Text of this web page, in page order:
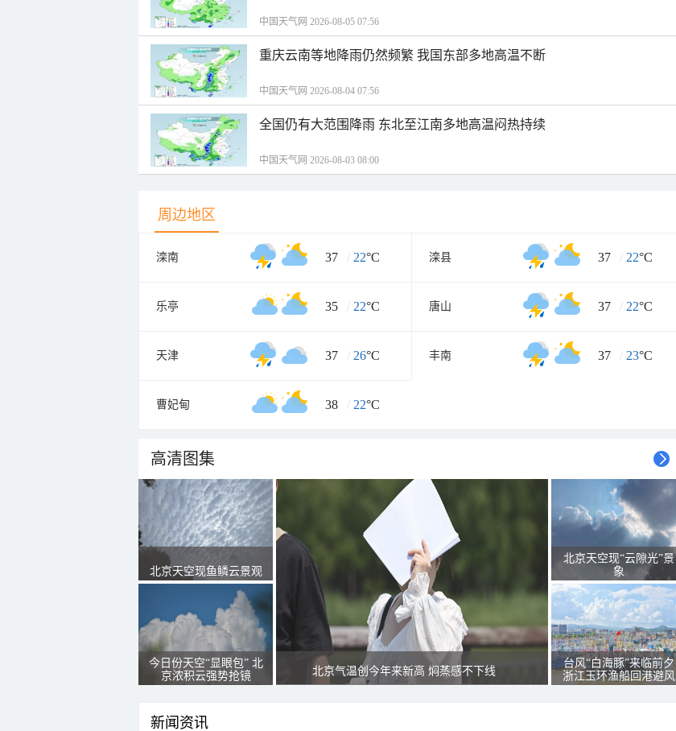
中国天气网 2026-08-05 07:56
重庆云南等地降雨仍然频繁 我国东部多地高温不断
中国天气网 2026-08-04 07:56
全国仍有大范围降雨 东北至江南多地高温闷热持续
中国天气网 2026-08-03 08:00
周边地区
滦南 37 / 22°C 滦县 37 / 22°C
乐亭 35 / 22°C 唐山 37 / 22°C
天津 37 / 26°C 丰南 37 / 23°C
曹妃甸 38 / 22°C
高清图集
北京天空现鱼鳞云景观
今日份天空“显眼包” 北
京浓积云强势抢镜
北京气温创今年来新高 焖蒸感不下线
北京天空现“云隙光”景
象
台风“白海豚”来临前夕
浙江玉环渔船回港避风
新闻资讯